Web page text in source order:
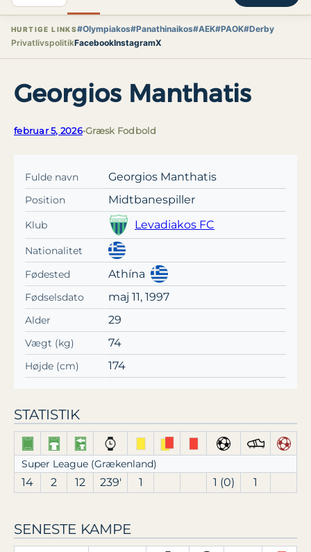
HURTIGE LINKS#Olympiakos#Panathinaikos#AEK#PAOK#Derby
PrivatlivspolitikFacebookInstagramX
Georgios Manthatis
februar 5, 2026•Græsk Fodbold
Fulde navn Georgios Manthatis
Position Midtbanespiller
Klub Levadiakos FC
Nationalitet
Fødested
Athína
Fødselsdato maj 11, 1997
Alder 29
Vægt (kg) 74
Højde (cm) 174
STATISTIK
Super League (Grækenland)
14 2 12 239′ 1 1 (0) 1
SENESTE KAMPE